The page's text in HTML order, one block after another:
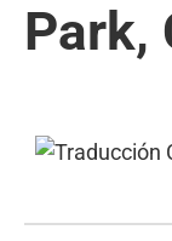
Park,